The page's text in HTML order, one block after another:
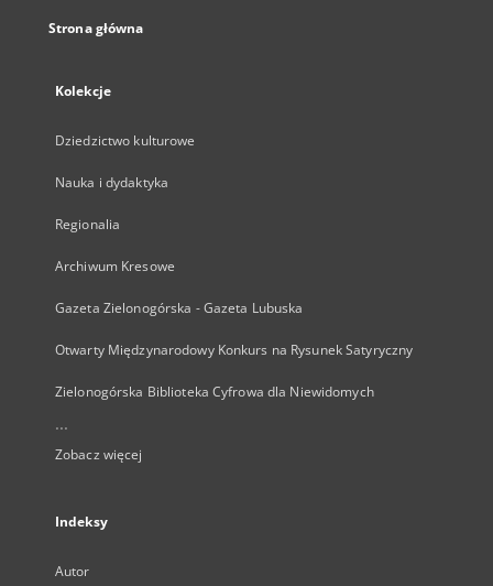
Strona główna
Kolekcje
Dziedzictwo kulturowe
Nauka i dydaktyka
Regionalia
Archiwum Kresowe
Gazeta Zielonogórska - Gazeta Lubuska
Otwarty Międzynarodowy Konkurs na Rysunek Satyryczny
Zielonogórska Biblioteka Cyfrowa dla Niewidomych
...
Zobacz więcej
Indeksy
Autor